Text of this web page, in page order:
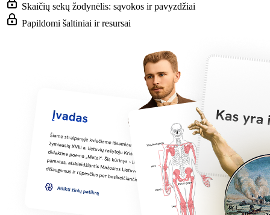
Skaičių sekų žodynėlis: sąvokos ir pavyzdžiai
Papildomi šaltiniai ir resursai